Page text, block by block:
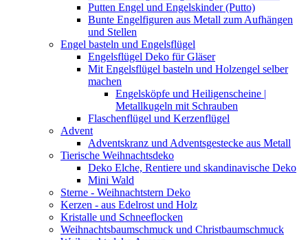
Putten Engel und Engelskinder (Putto)
Bunte Engelfiguren aus Metall zum Aufhängen
und Stellen
Engel basteln und Engelsflügel
Engelsflügel Deko für Gläser
Mit Engelsflügel basteln und Holzengel selber
machen
Engelsköpfe und Heiligenscheine |
Metallkugeln mit Schrauben
Flaschenflügel und Kerzenflügel
Advent
Adventskranz und Adventsgestecke aus Metall
Tierische Weihnachtsdeko
Deko Elche, Rentiere und skandinavische Deko
Mini Wald
Sterne - Weihnachtstern Deko
Kerzen - aus Edelrost und Holz
Kristalle und Schneeflocken
Weihnachtsbaumschmuck und Christbaumschmuck